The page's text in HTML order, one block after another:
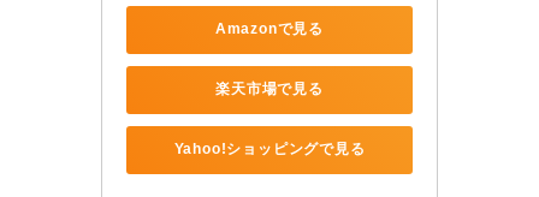
Amazonで見る
楽天市場で見る
Yahoo!ショッピングで見る